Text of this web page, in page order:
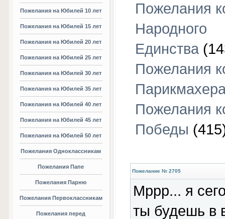
Пожелания на Юбилей 10 лет
Пожелания на Юбилей 15 лет
Пожелания на Юбилей 20 лет
Пожелания на Юбилей 25 лет
Пожелания на Юбилей 30 лет
Пожелания на Юбилей 35 лет
Пожелания на Юбилей 40 лет
Пожелания на Юбилей 45 лет
Пожелания на Юбилей 50 лет
Пожелания Одноклассникам
Пожелания Папе
Пожелания Парню
Пожелания Первоклассникам
Пожелания перед
Пожелания
Народного
Единства
Пожелания
Пожелания
Победы
Пожелание № 2705
Мррр... я
ты будешь в